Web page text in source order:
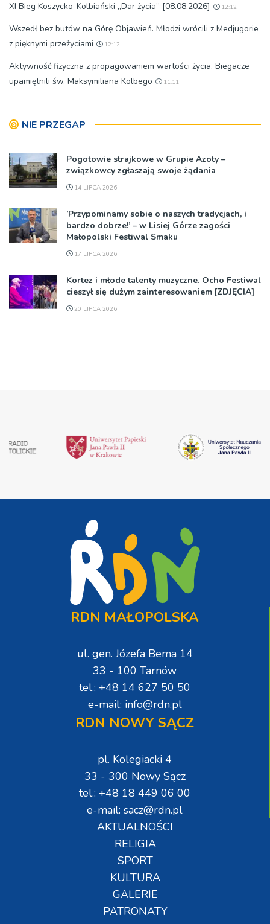
XI Bieg Koszycko-Kolbiański „Dar życia” [08.08.2026] 12:12
Wszedł bez butów na Górę Objawień. Młodzi wrócili z Medjugorie
z pięknymi przeżyciami
12:12
Aktywność fizyczna z propagowaniem wartości życia. Biegacze
upamiętnili św. Maksymiliana Kolbego
11:11
NIE PRZEGAP
Pogotowie strajkowe w Grupie Azoty –
związkowcy zgłaszają swoje żądania
14 LIPCA 2026
’Przypominamy sobie o naszych tradycjach, i
bardzo dobrze!’ – w Lisiej Górze zagości
Małopolski Festiwal Smaku
17 LIPCA 2026
Kortez i młode talenty muzyczne. Ocho Festiwal
cieszył się dużym zainteresowaniem [ZDJĘCIA]
20 LIPCA 2026
RDN MAŁOPOLSKA
ul. gen. Józefa Bema 14
33 - 100 Tarnów
tel.: +48 14 627 50 50
e-mail: info@rdn.pl
RDN NOWY SĄCZ
pl. Kolegiacki 4
33 - 300 Nowy Sącz
tel.: +48 18 449 06 00
e-mail: sacz@rdn.pl
AKTUALNOŚCI
RELIGIA
SPORT
KULTURA
GALERIE
PATRONATY